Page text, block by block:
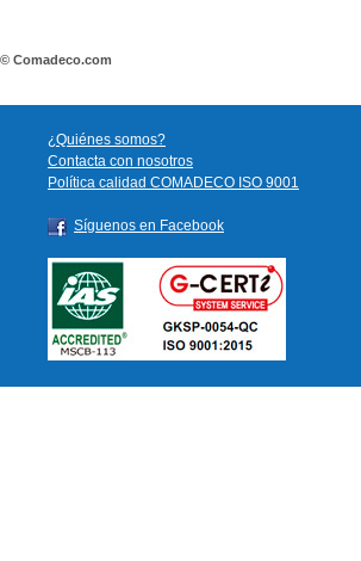
© Comadeco.com
¿Quiénes somos?
Contacta con nosotros
Política calidad COMADECO ISO 9001
Síguenos en Facebook